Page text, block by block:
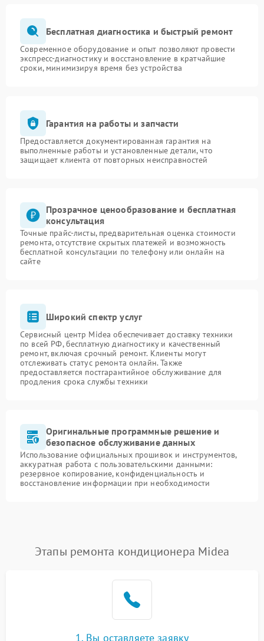
Бесплатная диагностика и быстрый ремонт
Современное оборудование и опыт позволяют провести
экспресс-диагностику и восстановление в кратчайшие
сроки, минимизируя время без устройства
Гарантия на работы и запчасти
Предоставляется документированная гарантия на
выполненные работы и установленные детали, что
защищает клиента от повторных неисправностей
Прозрачное ценообразование и бесплатная
консультация
Точные прайс-листы, предварительная оценка стоимости
ремонта, отсутствие скрытых платежей и возможность
бесплатной консультации по телефону или онлайн на
сайте
Широкий спектр услуг
Сервисный центр Midea обеспечивает доставку техники
по всей РФ, бесплатную диагностику и качественный
ремонт, включая срочный ремонт. Клиенты могут
отслеживать статус ремонта онлайн. Также
предоставляется постгарантийное обслуживание для
продления срока службы техники
Оригинальные программные решение и
безопасное обслуживание данных
Использование официальных прошивок и инструментов,
аккуратная работа с пользовательскими данными:
резервное копирование, конфиденциальность и
восстановление информации при необходимости
Этапы ремонта кондиционера Midea
1. Вы оставляете заявку